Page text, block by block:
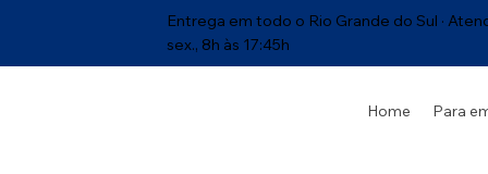
Home Para
Entrega em todo o Rio Grande do Sul ·
sex., 8h às 17:45h